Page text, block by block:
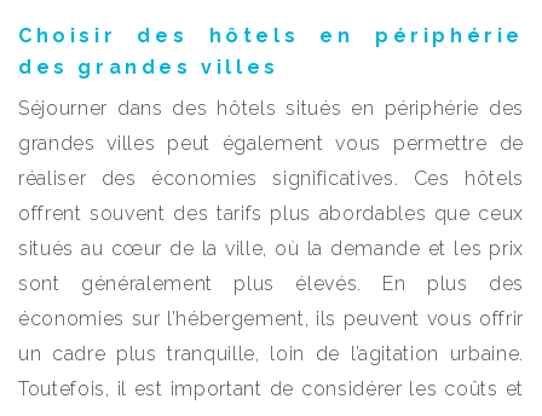
Choisir des hôtels en périphérie
des grandes villes
Séjourner dans des hôtels situés en périphérie des
grandes villes peut également vous permettre de
réaliser des économies significatives. Ces hôtels
offrent souvent des tarifs plus abordables que ceux
situés au cœur de la ville, où la demande et les prix
sont généralement plus élevés. En plus des
économies sur l’hébergement, ils peuvent vous offrir
un cadre plus tranquille, loin de l’agitation urbaine.
Toutefois, il est important de considérer les coûts et